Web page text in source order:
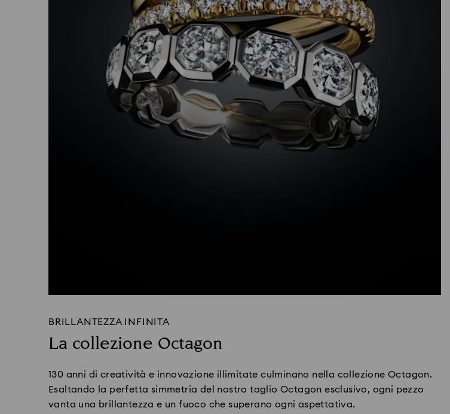
BRILLANTEZZA INFINITA
La collezione Octagon
130 anni di creatività e innovazione illimitate culminano nella collezione Octagon.
Esaltando la perfetta simmetria del nostro taglio Octagon esclusivo, ogni pezzo
vanta una brillantezza e un fuoco che superano ogni aspettativa.